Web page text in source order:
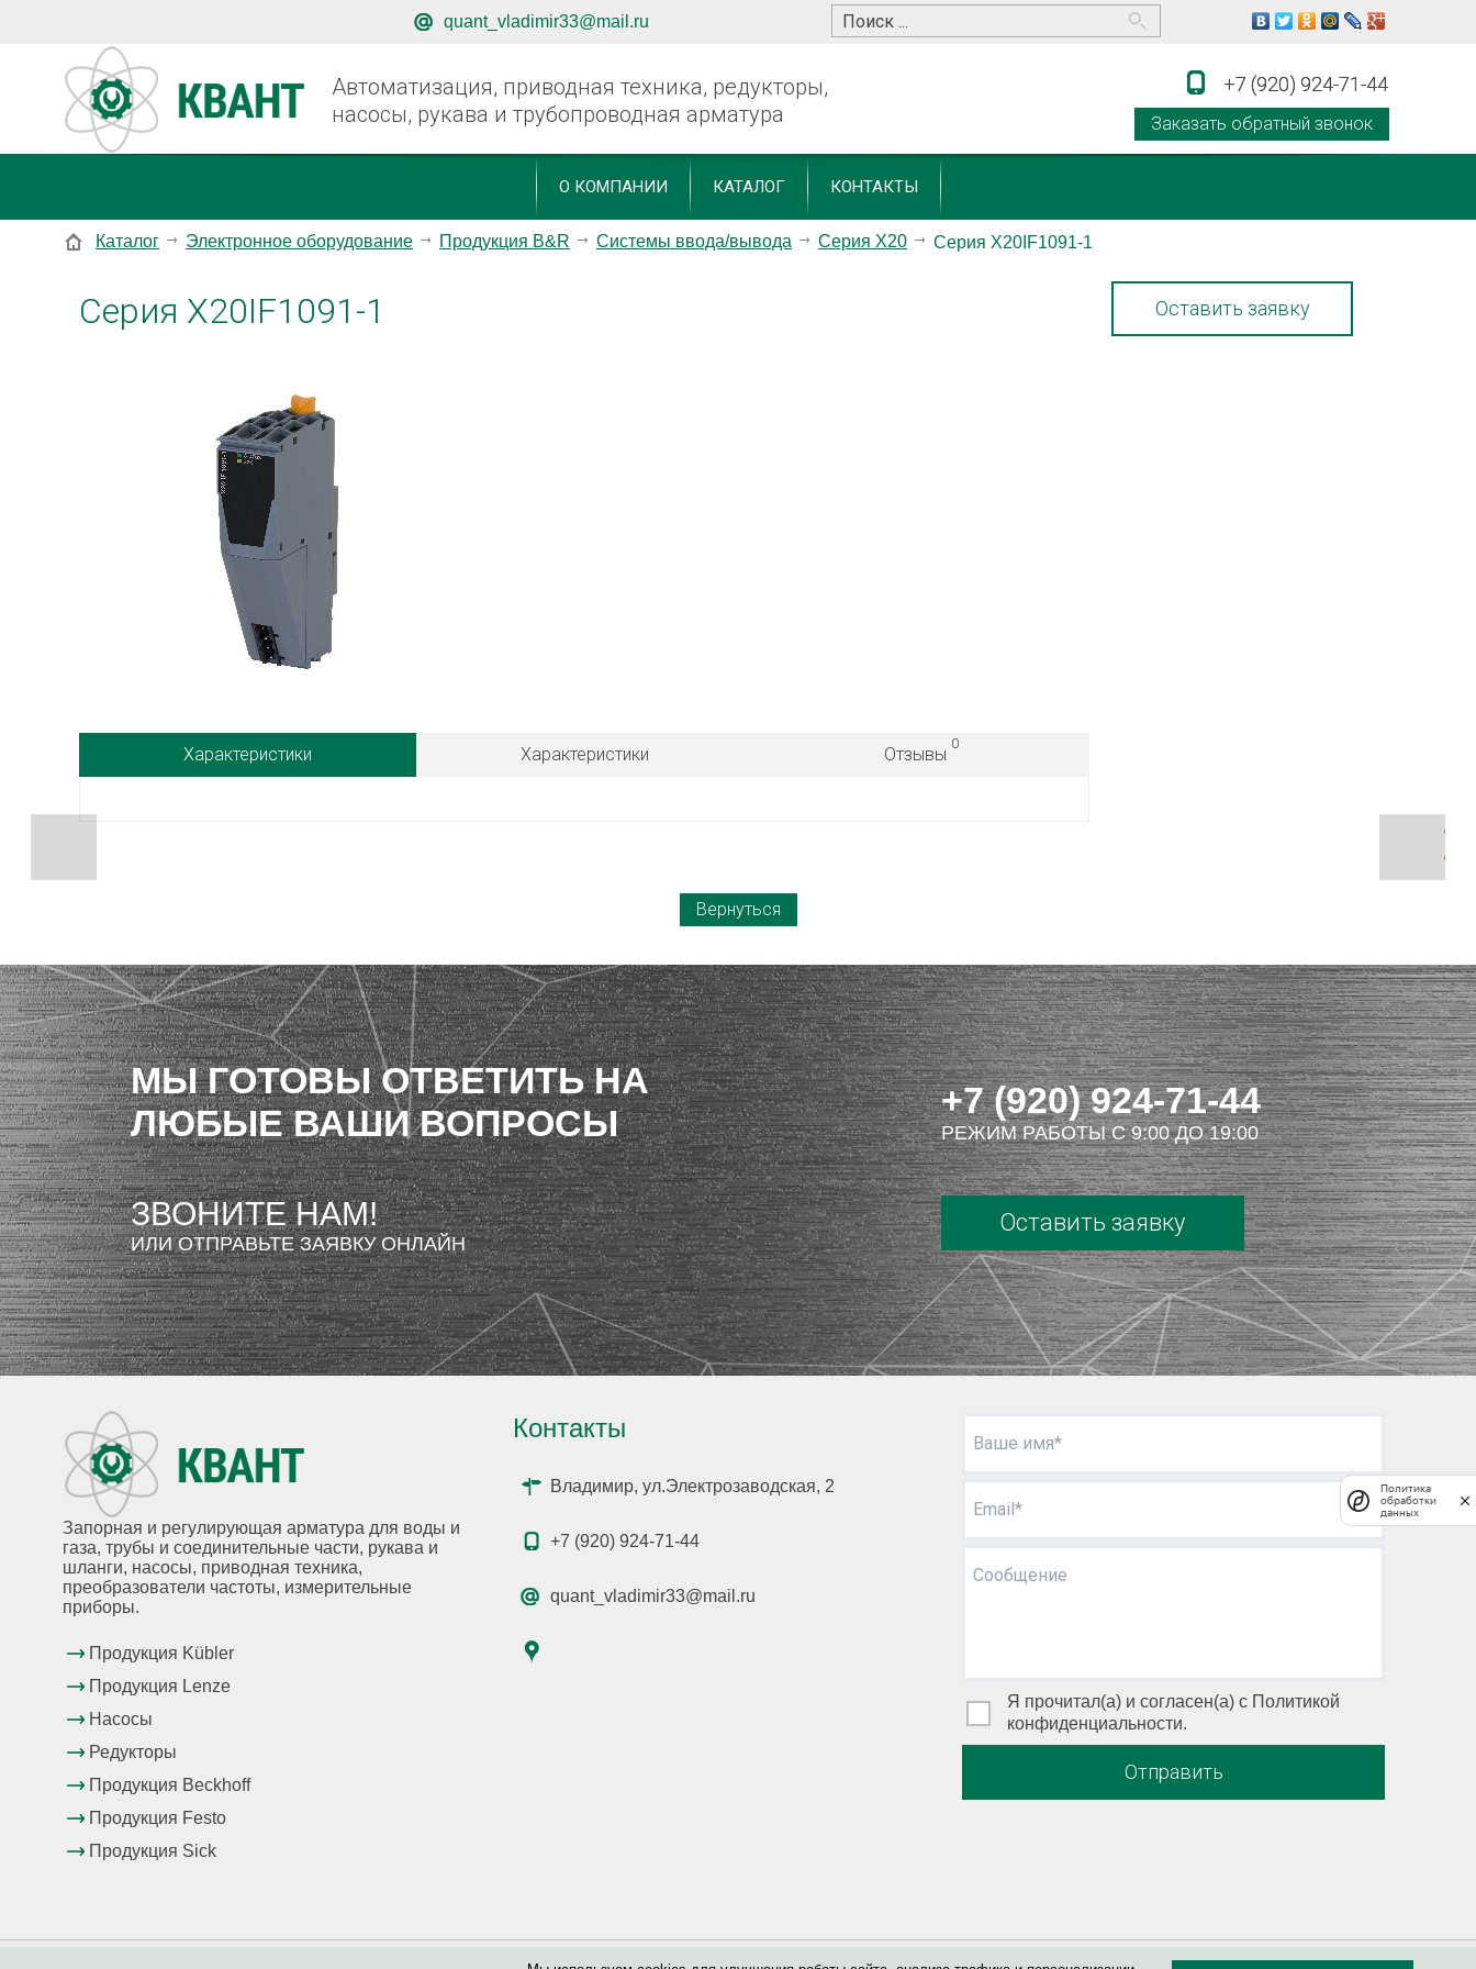
quant_vladimir33@mail.ru
Автоматизация, приводная техника, редукторы,
насосы, рукава и трубопроводная арматура
+7 (920) 924-71-44
Заказать обратный звонок
+7 (920) 924-71-44
О КОМПАНИИ КАТАЛОГ КОНТАКТЫ
Каталог Электронное оборудование Продукция B&R Системы ввода/вывода Серия X20 Серия X20IF1091-1
Серия X20IF1091-1 Оставить заявку
Характеристики Характеристики Отзывы
0
Вернуться
МЫ ГОТОВЫ ОТВЕТИТЬ НА
ЛЮБЫЕ ВАШИ ВОПРОСЫ
ЗВОНИТЕ НАМ!
ИЛИ ОТПРАВЬТЕ ЗАЯВКУ ОНЛАЙН
+7 (920) 924-71-44
РЕЖИМ РАБОТЫ С 9:00 ДО 19:00
Оставить заявку
Запорная и регулирующая арматура для воды и
газа, трубы и соединительные части, рукава и
шланги, насосы, приводная техника,
преобразователи частоты, измерительные
приборы.
Продукция Kübler
Продукция Lenze
Насосы
Редукторы
Продукция Beckhoff
Продукция Festo
Продукция Sick
Контакты
Владимир, ул.Электрозаводская, 2
+7 (920) 924-71-44
quant_vladimir33@mail.ru
Ваше имя*
Email*
Сообщение
Я прочитал(а) и согласен(а) с Политикой
конфиденциальности.
Отправить
Политика
обработки
данных